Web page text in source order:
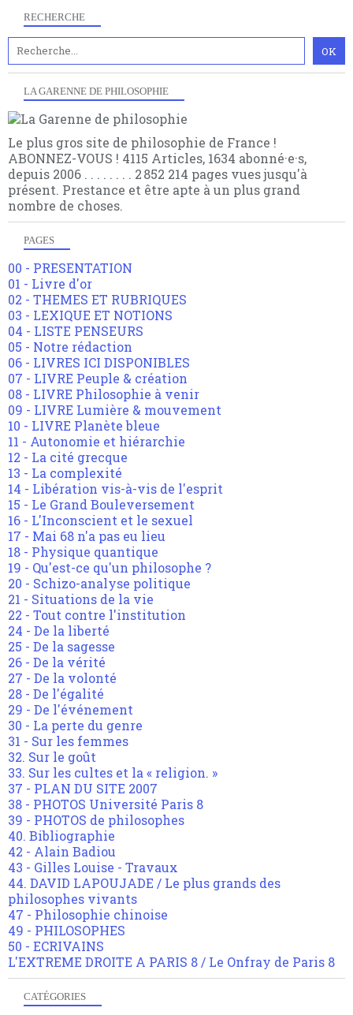
RECHERCHE
LA GARENNE DE PHILOSOPHIE
Le plus gros site de philosophie de France !
ABONNEZ-VOUS ! 4115 Articles, 1634 abonné·e·s,
depuis 2006 . . . . . . . . 2 852 214 pages vues jusqu'à
présent. Prestance et être apte à un plus grand
nombre de choses.
PAGES
00 - PRESENTATION
01 - Livre d'or
02 - THEMES ET RUBRIQUES
03 - LEXIQUE ET NOTIONS
04 - LISTE PENSEURS
05 - Notre rédaction
06 - LIVRES ICI DISPONIBLES
07 - LIVRE Peuple & création
08 - LIVRE Philosophie à venir
09 - LIVRE Lumière & mouvement
10 - LIVRE Planète bleue
11 - Autonomie et hiérarchie
12 - La cité grecque
13 - La complexité
14 - Libération vis-à-vis de l'esprit
15 - Le Grand Bouleversement
16 - L'Inconscient et le sexuel
17 - Mai 68 n'a pas eu lieu
18 - Physique quantique
19 - Qu'est-ce qu'un philosophe ?
20 - Schizo-analyse politique
21 - Situations de la vie
22 - Tout contre l'institution
24 - De la liberté
25 - De la sagesse
26 - De la vérité
27 - De la volonté
28 - De l'égalité
29 - De l'événement
30 - La perte du genre
31 - Sur les femmes
32. Sur le goût
33. Sur les cultes et la « religion. »
37 - PLAN DU SITE 2007
38 - PHOTOS Université Paris 8
39 - PHOTOS de philosophes
40. Bibliographie
42 - Alain Badiou
43 - Gilles Louise - Travaux
44. DAVID LAPOUJADE / Le plus grands des
philosophes vivants
47 - Philosophie chinoise
49 - PHILOSOPHES
50 - ECRIVAINS
L'EXTREME DROITE A PARIS 8 / Le Onfray de Paris 8
CATÉGORIES